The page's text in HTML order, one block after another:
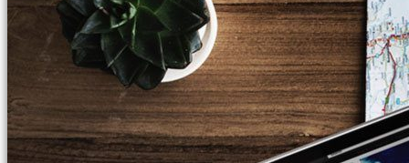
ETHIOPIE
KENYA
LA RÉUNION
NAMIBIE
BURKINA FASO
CÔTE D IVOIRE
EGYPTE
ETHIOPIE
KENYA